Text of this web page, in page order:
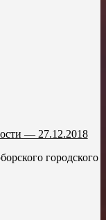
— 27.12.2018
городского